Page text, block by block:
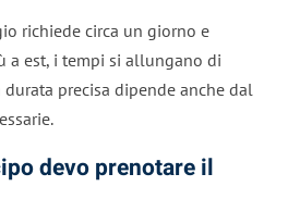
richiede circa un giorno e
a est, i tempi si allungano di
durata precisa dipende anche dal
devo prenotare il